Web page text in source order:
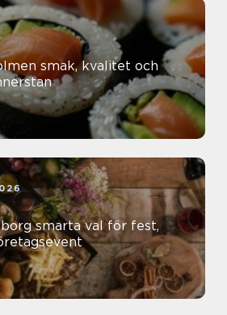
och
för fest,